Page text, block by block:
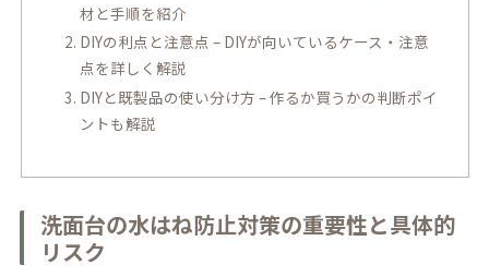
材と手順を紹介
DIYの利点と注意点 – DIYが向いているケース・注意
点を詳しく解説
DIYと既製品の使い分け方 – 作るか買うかの判断ポイ
ントも解説
洗面台の水はね防止対策の重要性と具体的
リスク